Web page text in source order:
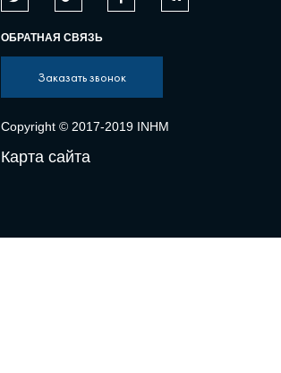
ОБРАТНАЯ СВЯЗЬ
Заказать звонок
Copyright © 2017-2019 INHM
Карта сайта